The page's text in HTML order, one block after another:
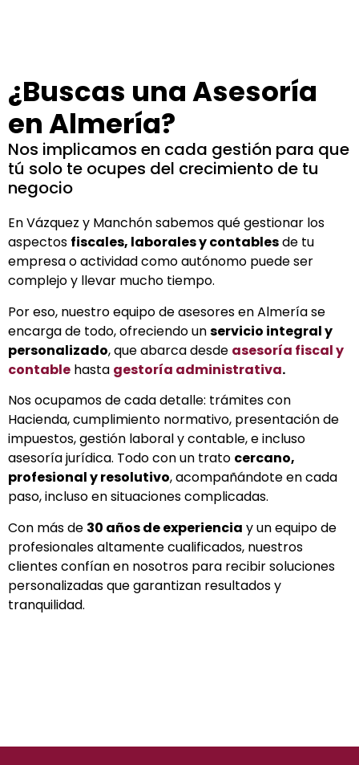
¿Buscas una Asesoría
en Almería?
Nos implicamos en cada gestión para que
tú solo te ocupes del crecimiento de tu
negocio
En Vázquez y Manchón sabemos qué gestionar los
aspectos fiscales, laborales y contablesde tu
empresa o actividad como autónomo puede ser
complejo y llevar mucho tiempo.
Por eso, nuestro equipo de asesores en Almería se
encarga de todo, ofreciendo unservicio integral y
personalizado, que abarca desde asesoría fiscal y
contable hasta gestoría administrativa.
Nos ocupamos de cada detalle: trámites con
Hacienda, cumplimiento normativo, presentación de
impuestos, gestión laboral y contable, e incluso
asesoría jurídica. Todo con un trato cercano,
profesional y resolutivo, acompañándote en cada
paso, incluso en situaciones complicadas.
Con más de 30 años de experiencia y un equipo de
profesionales altamente cualificados, nuestros
clientes confían en nosotros para recibir soluciones
personalizadas que garantizan resultados y
tranquilidad.